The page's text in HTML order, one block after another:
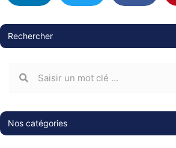
Rechercher
Nos catégories